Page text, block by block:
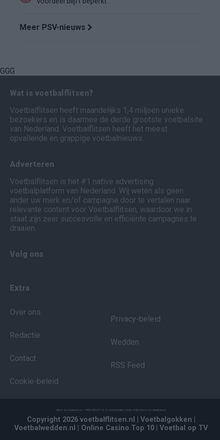
Meer PSV-nieuws
GGG
Wat is voetbalflitsen?
Voetbalflitsen heeft maandelijks 1,4 miljoen unieke
bezoekers en is daarmee de derde grootste voetbalsite
van Nederland. Voetbalflitsen heeft het meest
opvallende en grappige voetbalnieuws.
Adverteren
Voetbalflitsen is het #1 native advertising
voetbalplatform van Nederland. Wij weten als geen
ander uw merk en/of campagne door te vertalen naar
relevante content voor Voetbalflitsen, waardoor we in
staat zijn zeer succesvolle en efficiënte campagnes te
draaien.
Volg ons
Extra
Over ons
Redactie
Contact
Cookie-beleid
Privacy-beleid
Wedden
RSS Feed
Copyright 2026 voetbalflitsen.nl | Voetbalgokken
Voetbalwedden.nl
| Online Casino Top 10 | Voetbal op TV